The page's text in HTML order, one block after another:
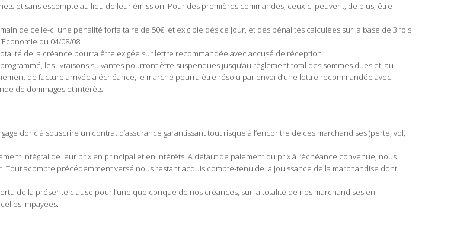
et sans escompte au lieu de leur émission. Pour des premières commandes, ceux-ci peuvent, de plus, être
de celle-ci une pénalité forfaitaire de 50€ et exigible dès ce jour, et des pénalités calculées sur la base de 3 fois
du 04/08/08.
de la créance pourra être exigée sur lettre recommandée avec accusé de réception.
les livraisons suivantes pourront être suspendues jusqu’au règlement total des sommes dues et, au
de facture arrivée à échéance, le marché pourra être résolu par envoi d’une lettre recommandée avec
de dommages et intérêts.
donc à souscrire un contrat d’assurance garantissant tout risque à l’encontre de ces marchandises (perte, vol,
intégral de leur prix en principal et en intérêts. A défaut de paiement du prix à l’échéance convenue, nous
acompte précédemment versé nous restant acquis compte-tenu de la jouissance de la marchandise dont
de la présente clause pour l’une quelconque de nos créances, sur la totalité de nos marchandises en
impayées.